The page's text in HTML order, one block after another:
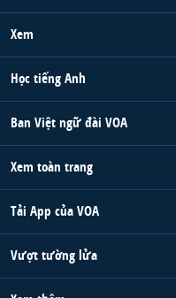
Xem
Học tiếng Anh
Ban Việt ngữ đài VOA
Xem toàn trang
Tải App của VOA
Vượt tường lửa